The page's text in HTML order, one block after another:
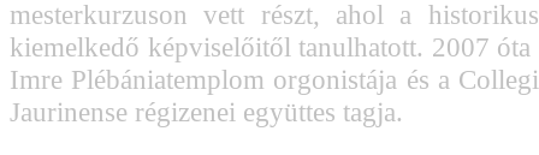
mesterkurzuson vett részt, ahol a
kiemelkedő képviselőitől tanulhatott. 2007
Imre Plébániatemplom orgonistája és a
Jaurinense régizenei együttes tagja.